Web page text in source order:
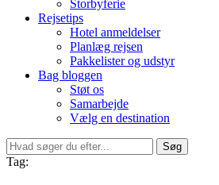
Storbyferie
Rejsetips
Hotel anmeldelser
Planlæg rejsen
Pakkelister og udstyr
Bag bloggen
Støt os
Samarbejde
Vælg en destination
Søg
Tag: